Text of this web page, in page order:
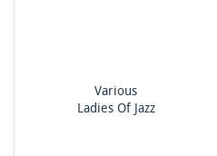
Various
Ladies Of Jazz